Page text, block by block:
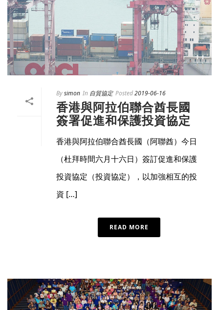
Bysimon In 自貿協定 Posted2019-06-16
香港與阿拉伯聯合酋長國
簽署促進和保護投資協定
香港與阿拉伯聯合酋長國（阿聯酋）今日
（杜拜時間六月十六日）簽訂促進和保護
投資協定（投資協定），以加強相互的投
資 […]
READ MORE